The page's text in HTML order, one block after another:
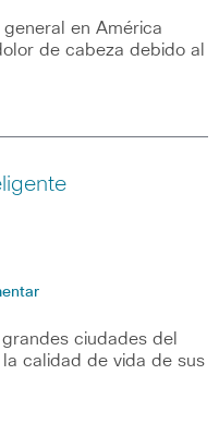
en América
de cabeza debido al
ciudades del
calidad de vida de sus